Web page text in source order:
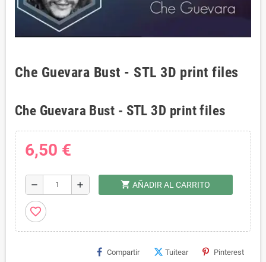
Che Guevara Bust - STL 3D print files
Che Guevara Bust - STL 3D print files
6,50 €
remove add shopping_cart AÑADIR AL CARRITO
favorite_border
Compartir Tuitear Pinterest